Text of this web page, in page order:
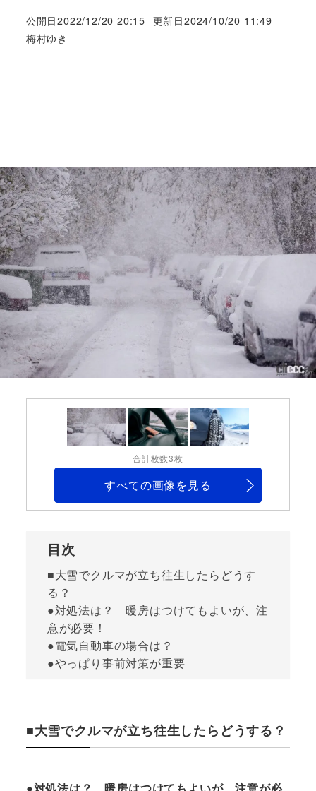
公開日2022/12/20 20:15 更新日2024/10/20 11:49
著
梅村ゆき
合計枚数3枚
すべての画像を見る
目次
■大雪でクルマが立ち往生したらどうす
る？
●対処法は？ 暖房はつけてもよいが、注
意が必要！
●電気自動車の場合は？
●やっぱり事前対策が重要
■大雪でクルマが立ち往生したらどうする？